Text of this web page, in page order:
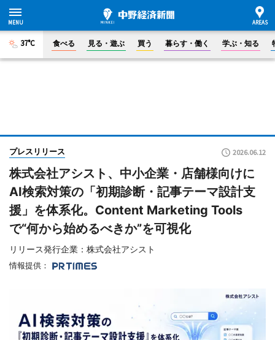
37°C 食べる 見る・遊ぶ 買う 暮らす・働く 学ぶ・知る
プレスリリース 2026.06.12
株式会社アシスト、中小企業・店舗様向けに
AI検索対策の「初期診断・記事テーマ設計支
援」を体系化。Content Marketing Tools
で“何から始めるべきか”を可視化
リリース発行企業：株式会社アシスト
情報提供：